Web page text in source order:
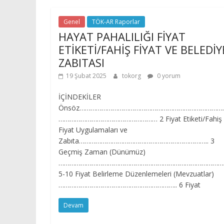
Genel TÖK-AR Raporlar
HAYAT PAHALILIĞI FİYAT
ETİKETİ/FAHİŞ FİYAT VE
ZABITASI
19 Şubat 2025 tokorg 0 yorum
İÇİNDEKİLER
……………………………………………… 2 Fiyat Etiketi/Fahiş
Fiyat Uygulamaları ve
Zabıta…………………………………………………………….. 3
Geçmiş Zaman (Dünümüz)
5-10 Fiyat Belirleme Düzenlemeleri (Mevzuatlar)
……………………………………………………….. 6 Fiyat
Devam